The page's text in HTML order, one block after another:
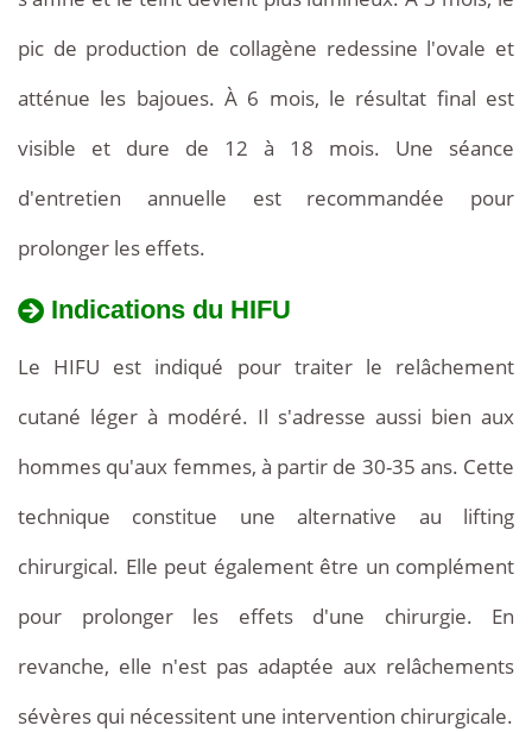
pic de production de collagène redessine l'ovale et
atténue les bajoues. À 6 mois, le résultat final est
visible et dure de 12 à 18 mois. Une séance
d'entretien annuelle est recommandée pour
prolonger les effets.
Indications du HIFU
Le HIFU est indiqué pour traiter le relâchement
cutané léger à modéré. Il s'adresse aussi bien aux
hommes qu'aux femmes, à partir de 30-35 ans. Cette
technique constitue une alternative au lifting
chirurgical. Elle peut également être un complément
pour prolonger les effets d'une chirurgie. En
revanche, elle n'est pas adaptée aux relâchements
sévères qui nécessitent une intervention chirurgicale.